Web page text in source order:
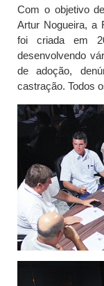
Com o objetivo
Artur Nogueira, a
foi criada em
desenvolvendo
de adoção,
castração. Todos